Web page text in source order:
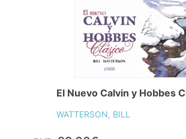
El Nuevo Calvin y Hobbes
WATTERSON, BILL